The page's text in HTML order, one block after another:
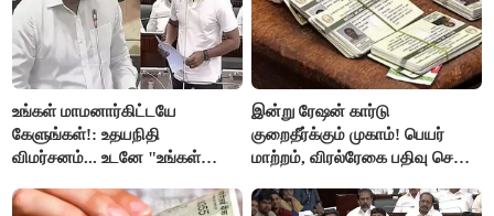
உங்கள் மாமனார்கிட்டயே
கேளுங்கள்!: உதயநிதி
விமர்சனம்... உடனே "உங்கள்
ஆதவ் அர்ஜுனா பதிலடி!
இன்று ரேஷன் கார்டு
குறைதீர்க்கும் முகாம்! பெயர்
மாற்றம், விரல்ரேகை பதிவு செய்ய